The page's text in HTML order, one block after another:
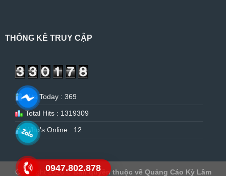
THỐNG KÊ TRUY CẬP
Hits Today : 369
Total Hits : 1319309
Who's Online : 12
Copyright 2026 ©Bản quyền thuộc về Quảng Cáo Kỳ Lâm
0947.802.878